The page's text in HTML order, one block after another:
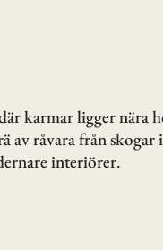
karmar ligger nära
av råvara från
interiörer.